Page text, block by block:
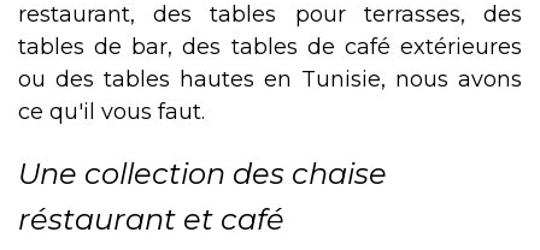
restaurant, des tables pour terrasses, des
tables de bar, des tables de café extérieures
ou des tables hautes en Tunisie, nous avons
ce qu'il vous faut.
Une collection des chaise
réstaurant et café